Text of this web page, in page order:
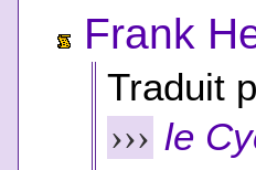
Frank
Traduit
››› le